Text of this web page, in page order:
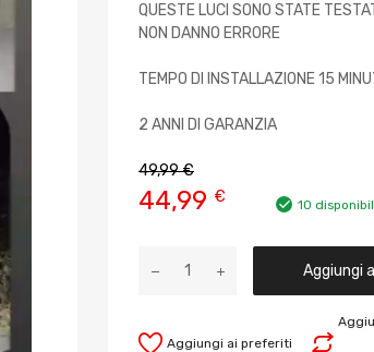
QUESTE LUCI SONO STATE
NON DANNO ERRORE
TEMPO DI INSTALLAZIONE 15
2 ANNI DI GARANZIA
49,99€
44,99 € 10
Aggiungi
Aggiungi ai preferiti